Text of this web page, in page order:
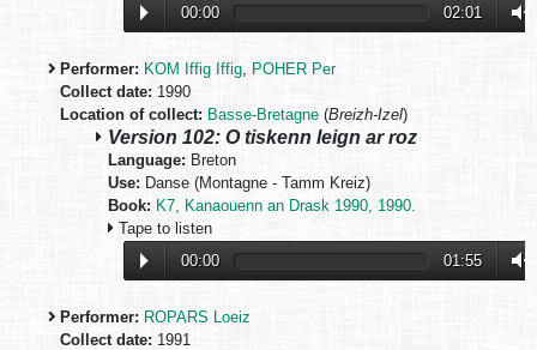
00:00
02:01
Performer: KOM Iffig Iffig
POHER Per
Collect date: 1990
Location of collect: Basse-Bretagne (Breizh-Izel)
Version 102: O tiskenn leign ar roz
Language: Breton
Use: Danse (Montagne - Tamm Kreiz)
Book: K7, Kanaouenn an Drask 1990, 1990.
Tape to listen
00:00
01:55
Performer: ROPARS Loeiz
Collect date: 1991